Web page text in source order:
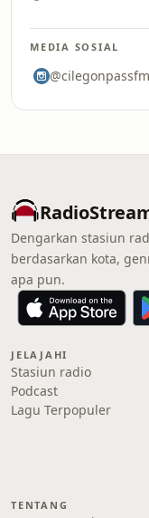
MEDIA SOSIAL
@cilegonpassfm
Dengarkan stasiun
berdasarkan kota,
apa pun.
JELAJAHI
Stasiun radio
Podcast
Lagu Terpopuler
TENTANG